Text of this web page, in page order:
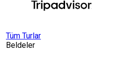
Tüm Turlar
Beldeler